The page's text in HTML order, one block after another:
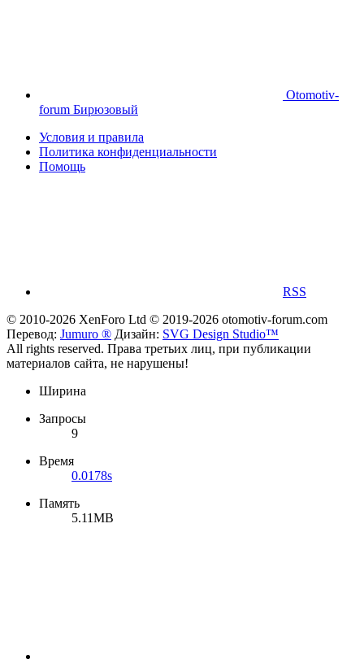
Otomotiv-
forum Бирюзовый
Условия и правила
Политика конфиденциальности
Помощь
RSS
© 2010-2026 XenForo Ltd © 2019-2026 otomotiv-forum.com
Перевод: Jumuro ® Дизайн: SVG Design Studio™
All rights reserved. Права третьих лиц, при публикации
материалов сайта, не нарушены!
Ширина
Запросы
9
Время
0.0178s
Память
5.11MB